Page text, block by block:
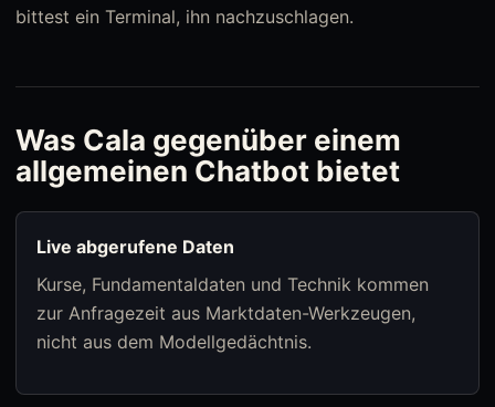
bittest ein Terminal, ihn nachzuschlagen.
Was Cala gegenüber einem
allgemeinen Chatbot bietet
Live abgerufene Daten
Kurse, Fundamentaldaten und Technik kommen
zur Anfragezeit aus Marktdaten-Werkzeugen,
nicht aus dem Modellgedächtnis.